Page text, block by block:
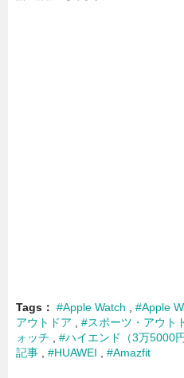
Tags #Apple Watch #Apple
アウトドア
#スポーツ・アウト
ォッチ
#ハイエンド（3万5000
記事
#HUAWEI #Amazfit